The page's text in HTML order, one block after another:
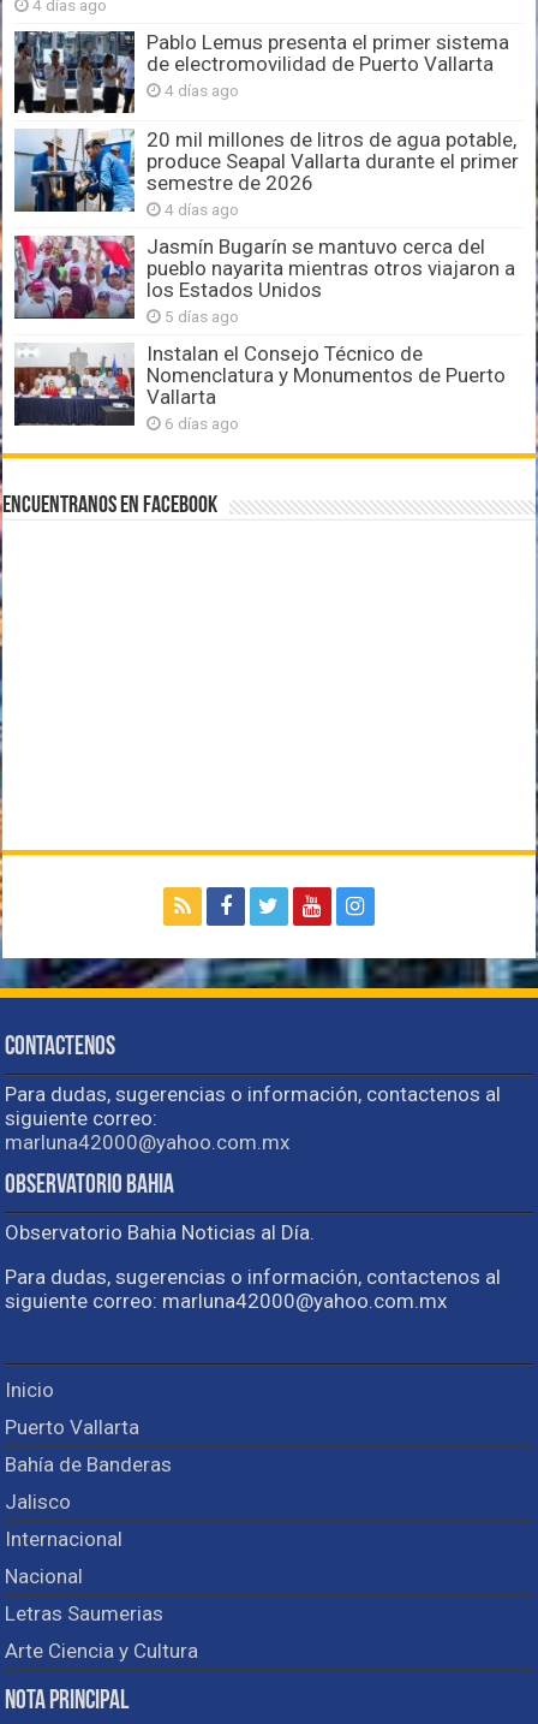
4 días ago
Pablo Lemus presenta el primer sistema
de electromovilidad de Puerto Vallarta
4 días ago
20 mil millones de litros de agua potable,
produce Seapal Vallarta durante el primer
semestre de 2026
4 días ago
Jasmín Bugarín se mantuvo cerca del
pueblo nayarita mientras otros viajaron a
los Estados Unidos
5 días ago
Instalan el Consejo Técnico de
Nomenclatura y Monumentos de Puerto
Vallarta
6 días ago
Encuentranos en Facebook
Contactenos
Para dudas, sugerencias o información, contactenos al
siguiente correo:
marluna42000@yahoo.com.mx
Observatorio Bahia
Observatorio Bahia Noticias al Día.
Para dudas, sugerencias o información, contactenos al
siguiente correo: marluna42000@yahoo.com.mx
Inicio
Puerto Vallarta
Bahía de Banderas
Jalisco
Internacional
Nacional
Letras Saumerias
Arte Ciencia y Cultura
Nota Principal